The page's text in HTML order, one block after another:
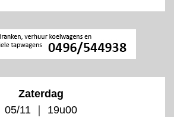
Zaterdag
05/11 ｜ 19u00